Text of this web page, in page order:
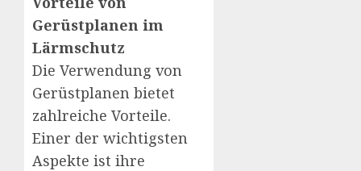
Gerüstplanen im
Lärmschutz
Die Verwendung von
Gerüstplanen bietet
zahlreiche Vorteile.
Einer der wichtigsten
Aspekte ist ihre